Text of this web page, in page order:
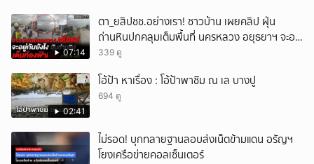
07:14
ตา_ยสิปชช.อย่างเรา! ชาวบ้าน เผยคลิป ฝุ่น
ถ่านหินปกคลุมเต็มพื้นที่ นครหลวง อยุธยาฯ จะอยู่
กันยังไง
339 ดู
02:41
โอ้ป้า หาเรื่อง : โอ้ป้าพาชิม ณ เล บางปู
694 ดู
ไม่รอด! บุกทลายฐานลอบส่งเน็ตข้ามแดน อรัญฯ
โยงเครือข่ายคอลเซ็นเตอร์